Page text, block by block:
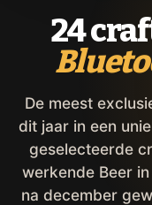
24
De meest
dit jaar in een
geselecteerde
werkende Beer
na december